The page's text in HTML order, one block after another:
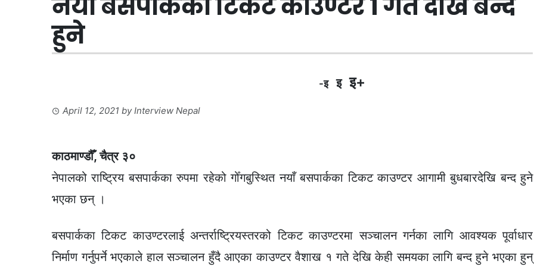
हुने
-इ इ इ+
April 12, 2021 byInterview Nepal
काठमाण्डौँ, चैत्र ३०
नेपालको राष्ट्रिय बसपार्कका रुपमा रहेको गोँगबुस्थित नयाँ बसपार्कका टिकट काउण्टर आगामी बुधबारदेखि बन्द हुने
भएका छन् ।
बसपार्कका टिकट काउण्टरलाई अन्तर्राष्ट्रियस्तरको टिकट काउण्टरमा सञ्चालन गर्नका लागि आवश्यक पूर्वाधार
निर्माण गर्नुपर्ने भएकाले हाल सञ्चालन हुँदै आएका काउण्टर वैशाख १ गते देखि केही समयका लागि बन्द हुने भएका हुन्